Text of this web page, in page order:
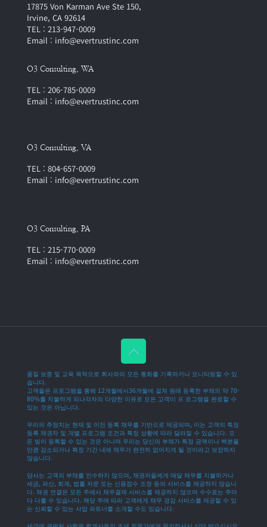
17875 Von Karman Ave Ste 150,
Irvine, CA 92614
TEL : 213-947-0009
Email : info@evertrustinc.com
O3 Consulting, WA
TEL : 206-785-0009
Email : info@evertrustinc.com
O3 Consulting, VA
TEL : 804-657-0009
Email : info@evertrustinc.com
O3 Consulting, PA
TEL : 215-770-0009
Email : info@evertrustinc.com
품질 보증 및 교육 목적으로 회사와의 모든 통화를 기록하거나 모니터링할 수 있
습니다.
고객들은 프로그램을 통해 12개월에서36개월에 걸쳐 원래 등록한 부채의 약 70-
80%를 지불하게 되나각자의 다양한 이유로 모든 고객이 프 로그램을 완료할 수
있는 것은 아닙니다.
우리의 추정치는 현재 및 이전 등록 채무를 기반으로 제공되며, 이는 고객의 특정
등록 채권자 및 개별 프로그램 조건과 특정 상황에 따라 달라질 수 있습니다. 모
든 빚이 등록할 수 있는 것은 아니며 우리는 당신의 부채가 특정 금액이나 백분율
만큼 감소되거나 특정 기간 내에 채무가 완전히 없어지게 될 것이라고 보장하지
않습니다.
당사는 고객의 부채를 인수하지 않으며, 채권자들에게 매달 채무를 지불하거나
세금, 파산, 회계, 법률 자문 또는 신용점수 조정 등의 서비스를 제공하지 않습니
다. 채권 연결은 모든 주에서 채무결제 서비스를 제공하지 않으며 수수료는 주마
다 다를 수 있습니다. 해당 주에 따라 고객에게 채무 경감 서비스를 제공할 수 있
는 신뢰할 수 있는 사업 파트너를 소개할 수도 있습니다.